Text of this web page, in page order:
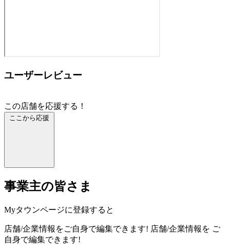
ユーザーレビュー
この店舗を応援する！
ここから応援
事業主の皆さま
Myタウンページに登録すると
店舗/企業情報をご自身で編集できます! 店舗/企業情報を ご
自身で編集できます!